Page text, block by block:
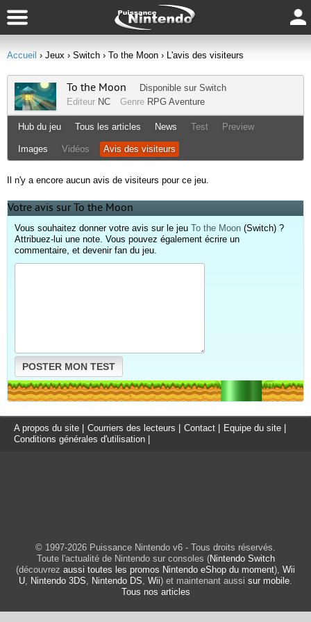
Accueil › Jeux › Switch › To the Moon › L'avis des visiteurs
To the Moon Disponible sur Switch
Editeur NC Genre RPG Aventure
Hub du jeu Tous les articles News Test Preview
Images Vidéos Avis des visiteurs
Il n'y a encore aucun avis de visiteurs pour ce jeu.
Votre avis sur To the Moon
Vous souhaitez donner votre avis sur le jeu To the Moon (Switch) ?
Attribuez-lui une note. Vous pouvez également écrire un
commentaire, et devenir fan du jeu.
POSTER MON TEST
A propos du site Courriers des lecteurs Contact Equipe du site
Conditions générales d'utilisation
© 1997-2026 Puissance Nintendo v6 - Tous droits réservés.
Toute l'actualité de Nintendo sur consoles (Nintendo Switch
(découvrez aussi toutes les promos Nintendo eShop du moment), Wii
U, Nintendo 3DS, Nintendo DS, Wii) et maintenant aussi sur mobile.
Tous nos articles